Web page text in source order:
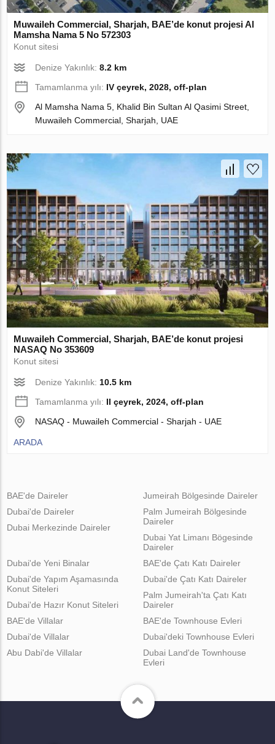
Muwaileh Commercial, Sharjah, BAE’de konut projesi Al
Mamsha Nama 5 No 572303
Konut sitesi
Denize Yakınlık:8.2 km
Tamamlanma yılı: IV çeyrek, 2028, off-plan
Al Mamsha Nama 5, Khalid Bin Sultan Al Qasimi Street,
Muwaileh Commercial, Sharjah, UAE
Muwaileh Commercial, Sharjah, BAE’de konut projesi
NASAQ No 353609
Konut sitesi
Denize Yakınlık: 10.5 km
Tamamlanma yılı: II çeyrek, 2024, off-plan
NASAQ - Muwaileh Commercial - Sharjah - UAE
ARADA
BAE'de Daireler
Dubai'de Daireler
Dubai Merkezinde Daireler
Jumeirah Bölgesinde Daireler
Palm Jumeirah Bölgesinde
Daireler
Dubai Yat Limanı Bögesinde
Daireler
Dubai'de Yeni Binalar
Dubai'de Yapım Aşamasında
Konut Siteleri
Dubai'de Hazır Konut Siteleri
BAE'de Çatı Katı Daireler
Dubai'de Çatı Katı Daireler
Palm Jumeirah'ta Çatı Katı
Daireler
BAE'de Villalar
Dubai'de Villalar
Abu Dabi'de Villalar
BAE'de Townhouse Evleri
Dubai'deki Townhouse Evleri
Dubai Land'de Townhouse
Evleri